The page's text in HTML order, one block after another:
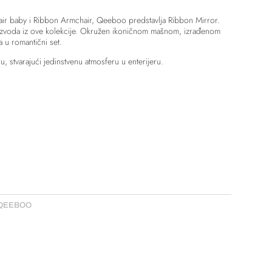
baby i Ribbon Armchair, Qeeboo predstavlja Ribbon Mirror.
iz ove kolekcije. Okružen ikoničnom mašnom, izrađenom
u romantični set.
stvarajući jedinstvenu atmosferu u enterijeru.